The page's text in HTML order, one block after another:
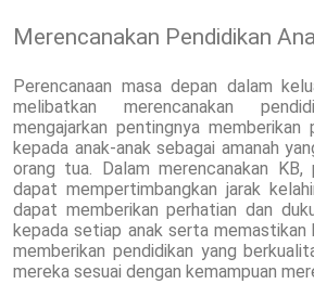
Merencanakan Pendidikan
Perencanaan masa depan dalam
melibatkan merencanakan
mengajarkan pentingnya memberikan
kepada anak-anak sebagai amanah
orang tua. Dalam merencanakan KB,
dapat mempertimbangkan jarak
dapat memberikan perhatian dan
kepada setiap anak serta memastikan
memberikan pendidikan yang
mereka sesuai dengan kemampuan